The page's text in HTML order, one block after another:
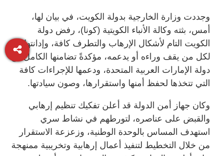
وجددت وزارة الخارجية بدولة الكويت، في بيان لها،
أمس، بثته وكالة الأنباء الكويتية (كونا)، رفض دولة
الكويت التام لأشكال الإرهاب والتطرف كافة، وإدانتها
لكل من يقف وراءه أو يدعمه، مؤكدةً تضامنها الكامل مع
دولة الإمارات العربية المتحدة، ودعمها للإجراءات كافة
التي تتخذها لحفظ أمنها واستقرارها، وصون سيادتها.
وكان جهاز أمن الدولة قد أعلن تفكيك تنظيم إرهابي
والقبض على عناصره، لتورطهم في نشاط سري
استهدف المساس بالوحدة الوطنية، وزعزعة الاستقرار
من خلال التخطيط لتنفيذ أعمال إرهابية وتخريبية ممنهجة